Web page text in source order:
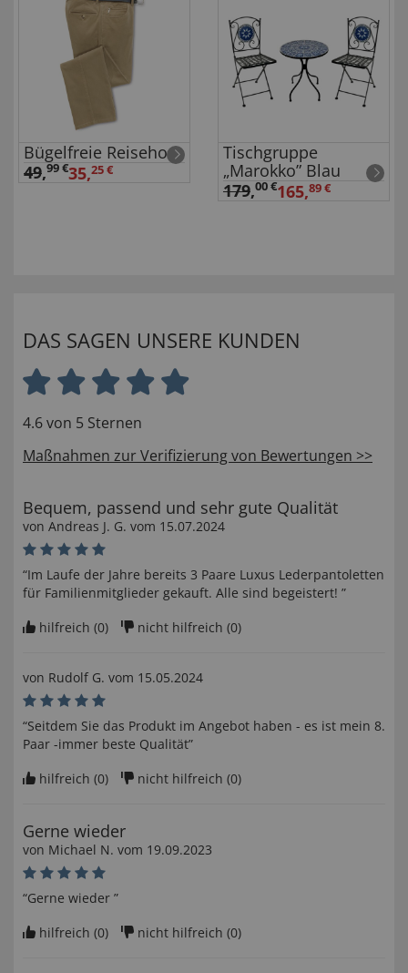
Bügelfreie Reisehose
49,99 €35,25 €
Tischgruppe
„Marokko” Blau
179,00 €165,89 €
DAS SAGEN UNSERE KUNDEN
4.6 von 5 Sternen
Maßnahmen zur Verifizierung von Bewertungen >>
Bequem, passend und sehr gute Qualität
von Andreas J. G. vom 15.07.2024
“Im Laufe der Jahre bereits 3 Paare Luxus Lederpantoletten
für Familienmitglieder gekauft. Alle sind begeistert! ”
hilfreich (0) nicht hilfreich (0)
von Rudolf G. vom 15.05.2024
“Seitdem Sie das Produkt im Angebot haben - es ist mein 8.
Paar -immer beste Qualität”
hilfreich (0) nicht hilfreich (0)
Gerne wieder
von Michael N. vom 19.09.2023
“Gerne wieder ”
hilfreich (0) nicht hilfreich (0)